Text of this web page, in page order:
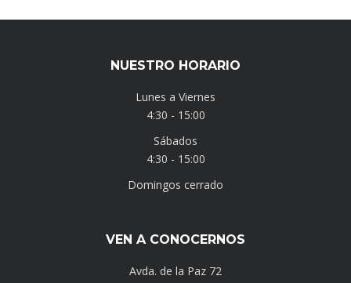
NUESTRO HORARIO
Lunes a Viernes
4:30 - 15:00
Sábados
4:30 - 15:00
Domingos cerrado
VEN A CONOCERNOS
Avda. de la Paz 72